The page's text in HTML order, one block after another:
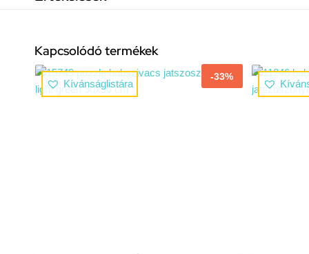
Kapcsolódó termékek
Kívánságlistára
-33%